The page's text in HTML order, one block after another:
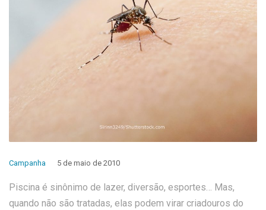
Campanha 5 de maio de 2010
Piscina é sinônimo de lazer, diversão, esportes… Mas,
quando não são tratadas, elas podem virar criadouros do